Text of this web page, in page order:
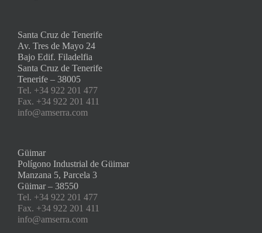
Santa Cruz de Tenerife
Av. Tres de Mayo 24
Bajo Edif. Filadelfia
Santa Cruz de Tenerife
Tenerife – 38005
Tel. +34 922 201 477
Fax. +34 922 201 411
info@amserra.com
Güimar
Polígono Industrial de Güimar
Manzana 5, Parcela 3
Güimar – 38550
Tel. +34 922 201 477
Fax. +34 922 201 411
info@amserra.com